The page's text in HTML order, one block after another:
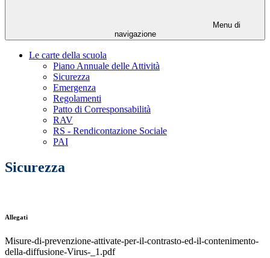
Menu di
navigazione
Le carte della scuola
Piano Annuale delle Attività
Sicurezza
Emergenza
Regolamenti
Patto di Corresponsabilità
RAV
RS - Rendicontazione Sociale
PAI
Sicurezza
Allegati
Misure-di-prevenzione-attivate-per-il-contrasto-ed-il-contenimento-
della-diffusione-Virus-_1.pdf